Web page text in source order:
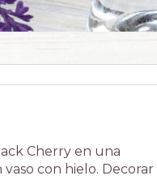
Cherry en una
con hielo. Decorar